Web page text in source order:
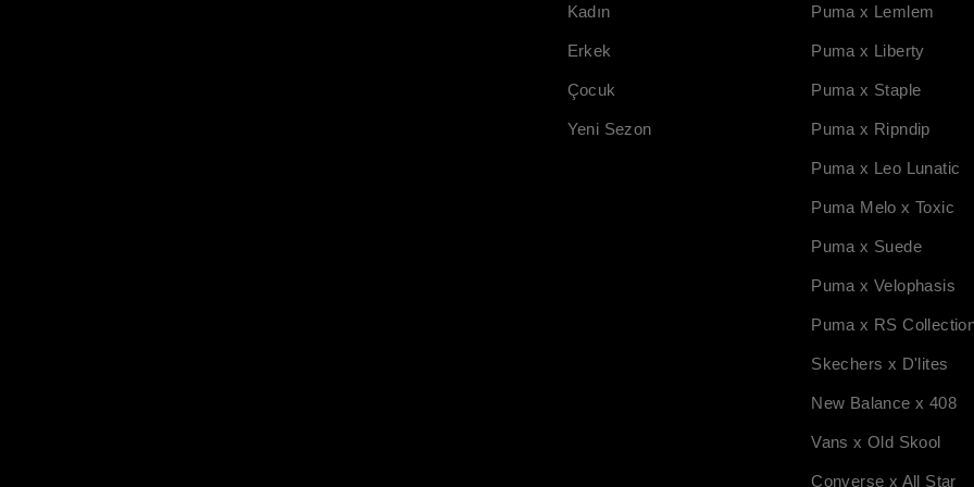
Kadın
Erkek
Çocuk
Yeni Sezon
Puma x Lemlem
Puma x Liberty
Puma x Staple
Puma x Ripndip
Puma x Leo Lunatic
Puma Melo x Toxic
Puma x Suede
Puma x Velophasis
Puma x RS
Skechers x D'lites
New Balance x 408
Vans x Old Skool
Converse x All Star